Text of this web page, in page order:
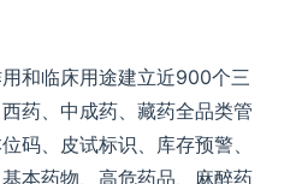
和临床用途建立近900个三
药、中成药、藏药全品类管
码、皮试标识、库存预警、
本药物、高危药品、麻醉药